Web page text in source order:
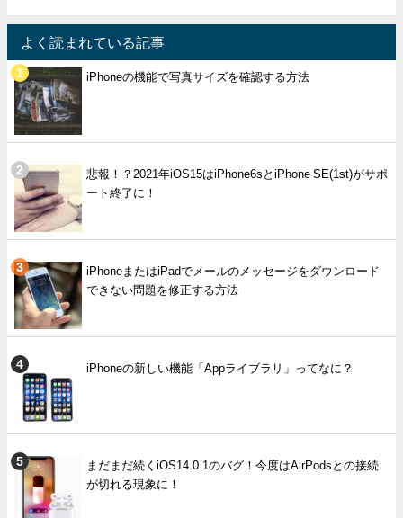
よく読まれている記事
iPhoneの機能で写真サイズを確認する方法
悲報！？2021年iOS15はiPhone6sとiPhone SE(1st)がサポ
ート終了に！
iPhoneまたはiPadでメールのメッセージをダウンロード
できない問題を修正する方法
iPhoneの新しい機能「Appライブラリ」ってなに？
まだまだ続くiOS14.0.1のバグ！今度はAirPodsとの接続
が切れる現象に！